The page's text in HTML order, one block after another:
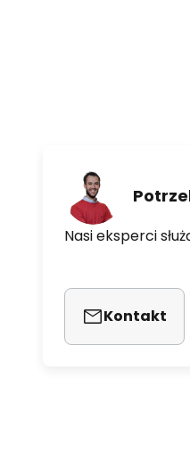
Nasi eksperci
Kontakt